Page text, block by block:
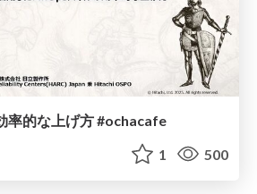
率的な上げ方 #ochacafe
1 500